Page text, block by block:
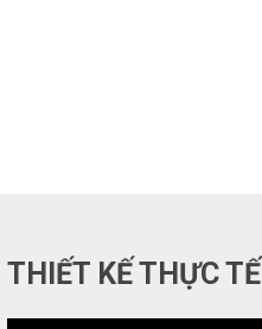
THIẾT KẾ THỰC TẾ